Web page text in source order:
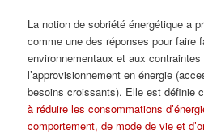
La notion de sobriété énergétique a
comme une des réponses pour faire
environnementaux et aux
l’approvisionnement en énergie
besoins croissants). Elle est définie
à réduire les consommations
comportement, de mode de vie et